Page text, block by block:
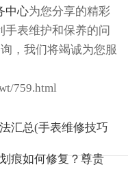
中心为您分享的精彩
表维护和保养的问
，我们将竭诚为您服
759.html
汇总(手表维修技巧
痕如何修复？尊贵